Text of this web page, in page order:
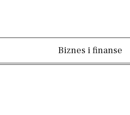
Biznes i finanse